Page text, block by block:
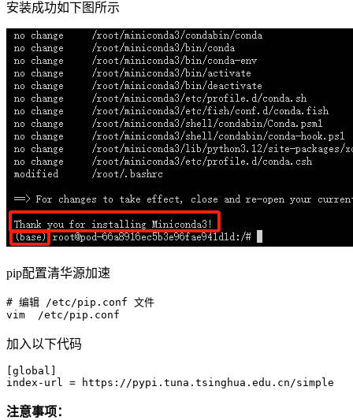
安装成功如下图所示
pip配置清华源加速
# 编辑 /etc/pip.conf 文件
vim /etc/
加入以下代码
[global]
index-url
注意事项：